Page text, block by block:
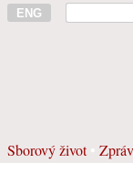
ENG
Sborový život•